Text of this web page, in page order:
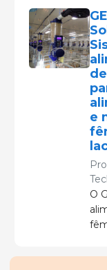
de
o
os
até
e
O